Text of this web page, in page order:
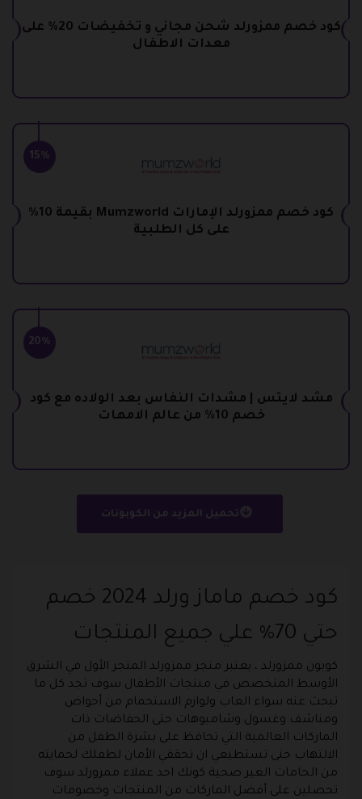
كود خصم ممزورلد شحن مجاني و تخفيضات 20% على
معدات الاطفال
15%
كود خصم ممزورلد الإمارات Mumzworld بقيمة 10%
على كل الطلبية
20%
مشد لايتس | مشدات النفاس بعد الولاده مع كود
خصم 10% من عالم الامهات
كود خصم ماماز ورلد 2024 خصم
حتي 70% علي جميع المنتجات
كوبون ممزورلد ، يعتبر متجر ممزورلد المتجر الأول في الشرق
الأوسط المتخصص في منتجات الأطفال سوف تجد كل ما
تبحث عنه سواء العاب ولوازم الاستحمام من أحواض
ومناشف وغسول وشامبوهات حتى الحفاضات ذات
الماركات العالمية التي تحافظ على بشرة الطفل من
الالتهاب حتى تستطيعي ان تحققي الأمان لطفلك لحمايته
من الخامات الغير صحية كونك احد عملاء ممزورلد سوف
تحصلين على أفضل الماركات من المنتجات وخصومات